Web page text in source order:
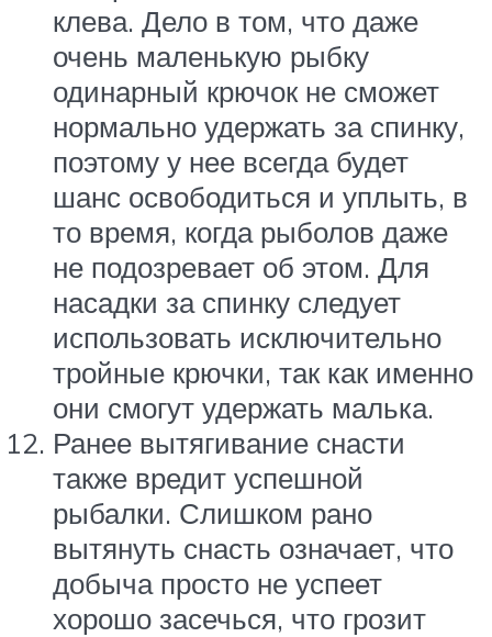
клева. Дело в том, что даже
очень маленькую рыбку
одинарный крючок не сможет
нормально удержать за спинку,
поэтому у нее всегда будет
шанс освободиться и уплыть, в
то время, когда рыболов даже
не подозревает об этом. Для
насадки за спинку следует
использовать исключительно
тройные крючки, так как именно
они смогут удержать малька.
Ранее вытягивание снасти
также вредит успешной
рыбалки. Слишком рано
вытянуть снасть означает, что
добыча просто не успеет
хорошо засечься, что грозит